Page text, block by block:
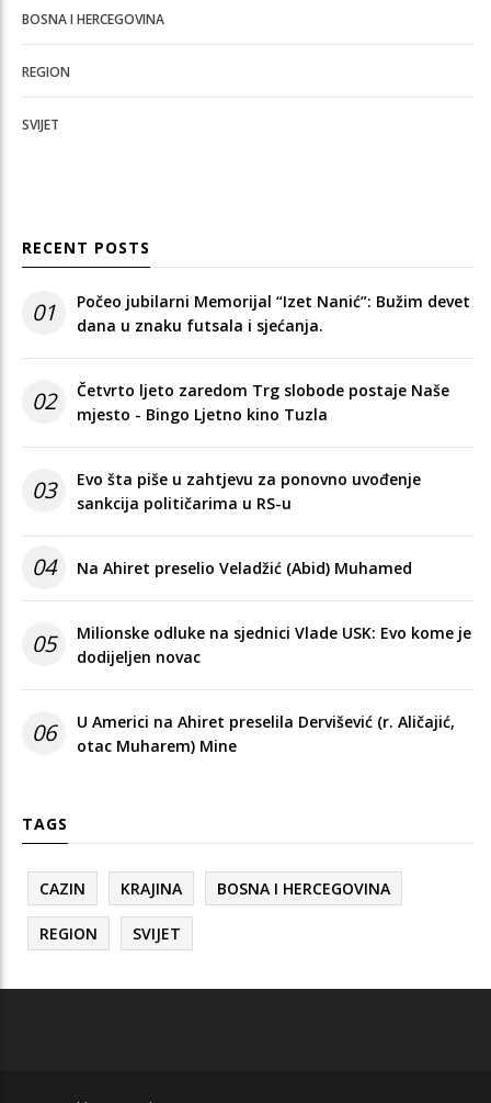
BOSNA I HERCEGOVINA
REGION
SVIJET
RECENT POSTS
01
Počeo jubilarni Memorijal “Izet Nanić”: Bužim devet
dana u znaku futsala i sjećanja.
02
Četvrto ljeto zaredom Trg slobode postaje Naše
mjesto - Bingo Ljetno kino Tuzla
03
Evo šta piše u zahtjevu za ponovno uvođenje
sankcija političarima u RS-u
04 Na Ahiret preselio Veladžić (Abid) Muhamed
05
Milionske odluke na sjednici Vlade USK: Evo kome je
dodijeljen novac
06
U Americi na Ahiret preselila Dervišević (r. Aličajić,
otac Muharem) Mine
TAGS
CAZIN KRAJINA BOSNA I HERCEGOVINA
REGION SVIJET